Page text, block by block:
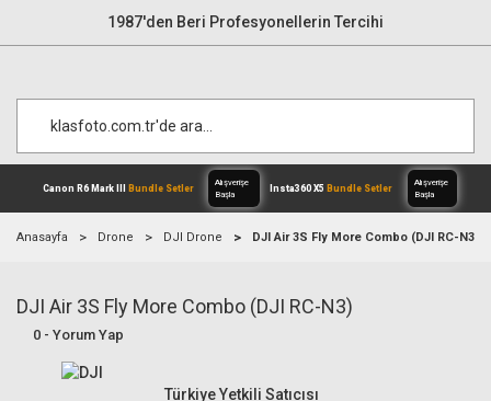
1987'den Beri Profesyonellerin Tercihi
Canon R6 Mark IIIBundle Setler
Anasayfa Drone DJI Drone DJI Air 3S Fly More Combo (DJI RC-N3)
DJI Air 3S Fly More Combo (DJI RC-N3)
0 - Yorum Yap
Türkiye Yetkili Satıcısı